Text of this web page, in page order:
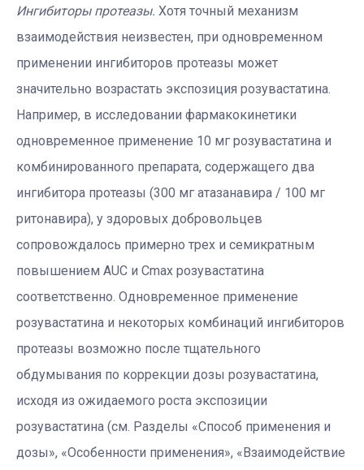
Ингибиторы протеазы. Хотя точный механизм
взаимодействия неизвестен, при одновременном
применении ингибиторов протеазы может
значительно возрастать экспозиция розувастатина.
Например, в исследовании фармакокинетики
одновременное применение 10 мг розувастатина и
комбинированного препарата, содержащего два
ингибитора протеазы (300 мг атазанавира / 100 мг
ритонавира), у здоровых добровольцев
сопровождалось примерно трех и семикратным
повышением AUC и Cmax розувастатина
соответственно. Одновременное применение
розувастатина и некоторых комбинаций ингибиторов
протеазы возможно после тщательного
обдумывания по коррекции дозы розувастатина,
исходя из ожидаемого роста экспозиции
розувастатина (см. Разделы «Способ применения и
дозы», «Особенности применения», «Взаимодействие